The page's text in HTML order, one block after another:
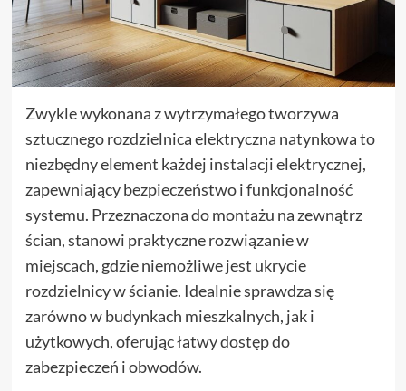
Zwykle wykonana z wytrzymałego tworzywa
sztucznego rozdzielnica elektryczna natynkowa to
niezbędny element każdej instalacji elektrycznej,
zapewniający bezpieczeństwo i funkcjonalność
systemu. Przeznaczona do montażu na zewnątrz
ścian, stanowi praktyczne rozwiązanie w
miejscach, gdzie niemożliwe jest ukrycie
rozdzielnicy w ścianie. Idealnie sprawdza się
zarówno w budynkach mieszkalnych, jak i
użytkowych, oferując łatwy dostęp do
zabezpieczeń i obwodów.